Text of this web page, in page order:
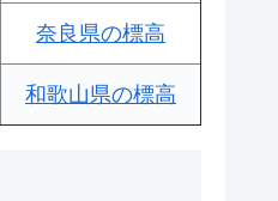
奈良県の標高
和歌山県の標高